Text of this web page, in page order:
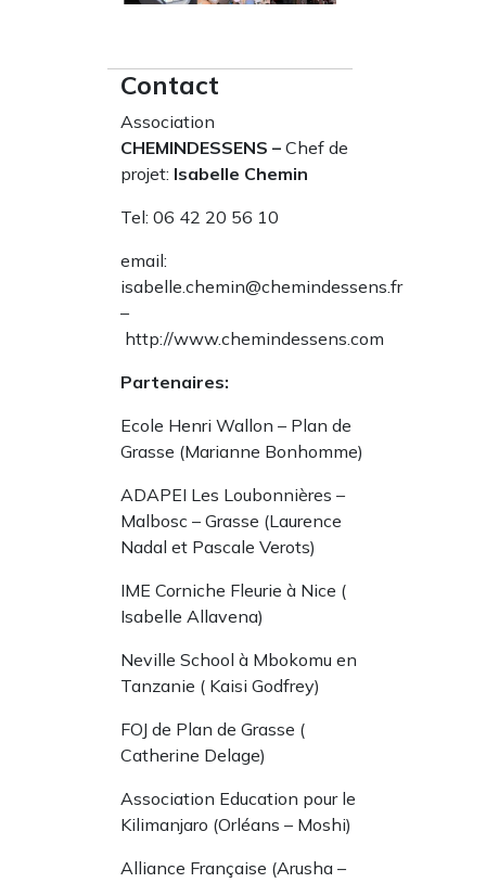
Contact
Association
CHEMINDESSENS – Chef de
projet: Isabelle Chemin
Tel: 06 42 20 56 10
email:
isabelle.chemin@chemindessens.fr
–
http://www.chemindessens.com
Partenaires:
Ecole Henri Wallon – Plan de
Grasse (Marianne Bonhomme)
ADAPEI Les Loubonnières –
Malbosc – Grasse (Laurence
Nadal et Pascale Verots)
IME Corniche Fleurie à Nice (
Isabelle Allavena)
Neville School à Mbokomu en
Tanzanie ( Kaisi Godfrey)
FOJ de Plan de Grasse (
Catherine Delage)
Association Education pour le
Kilimanjaro (Orléans – Moshi)
Alliance Française (Arusha –